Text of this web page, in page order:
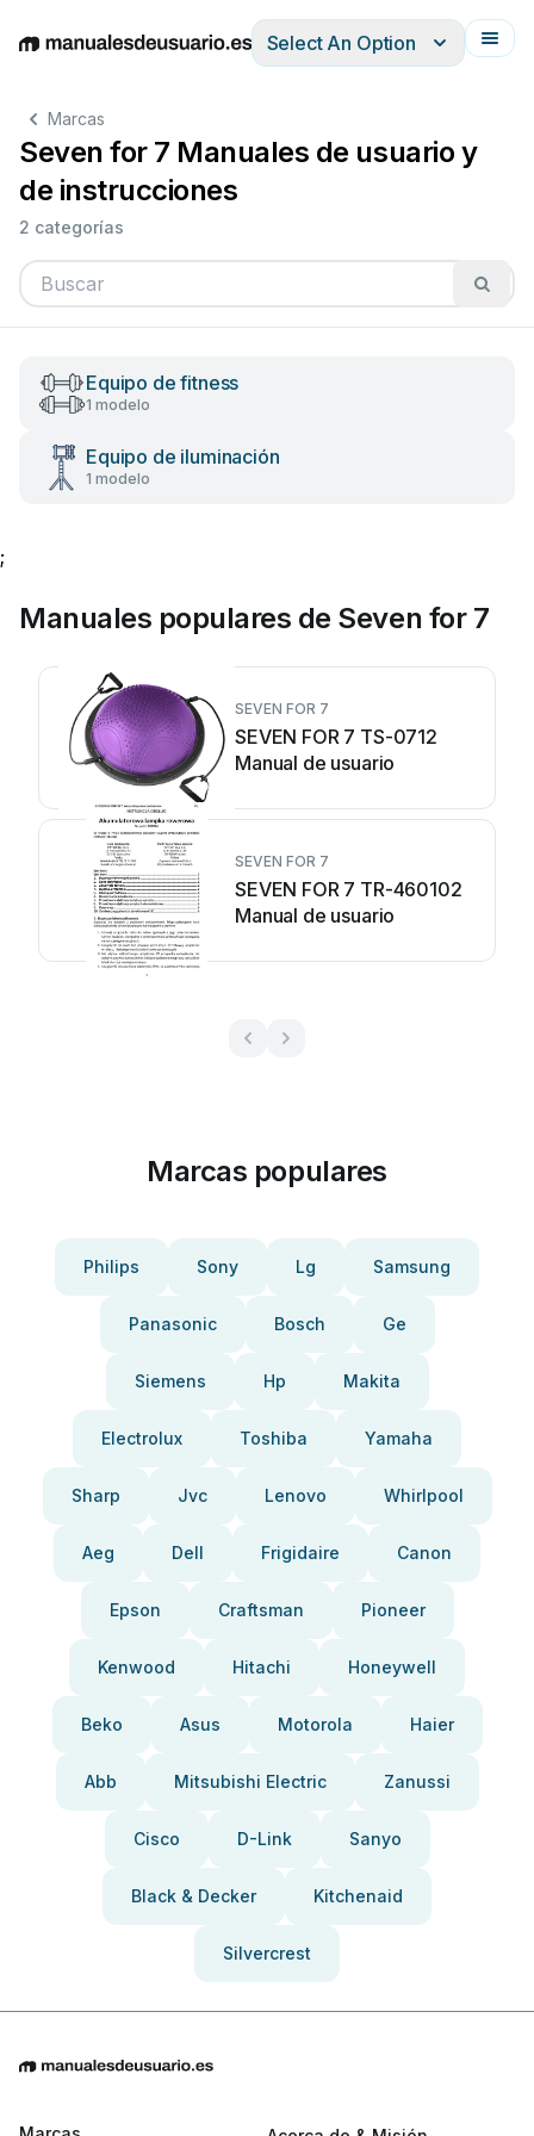
EnglishDeutschEspañolItalianoFrançais
Select An Option
Marcas
Seven for 7 Manuales de usuario y
de instrucciones
2 categorías
Equipo de fitness
1 modelo
Equipo de iluminación
1 modelo
;
Manuales populares de Seven for 7
SEVEN FOR 7
SEVEN FOR 7 TS-0712
Manual de usuario
SEVEN FOR 7
SEVEN FOR 7 TR-460102
Manual de usuario
Marcas populares
Philips Sony Lg Samsung
Panasonic Bosch Ge
Siemens Hp Makita
Electrolux Toshiba Yamaha
Sharp Jvc Lenovo Whirlpool
Aeg Dell Frigidaire Canon
Epson Craftsman Pioneer
Kenwood Hitachi Honeywell
Beko Asus Motorola Haier
Abb Mitsubishi Electric Zanussi
Cisco D-Link Sanyo
Black & Decker Kitchenaid
Silvercrest